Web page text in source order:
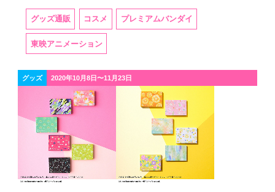
グッズ通販 コスメ プレミアムバンダイ
東映アニメーション
グッズ 2020年10月8日〜11月23日